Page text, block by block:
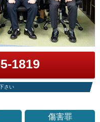
1819
さい
傷害罪